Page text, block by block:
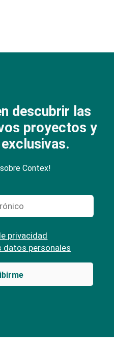
descubrir las
proyectos y
Contex!
privacidad
personales